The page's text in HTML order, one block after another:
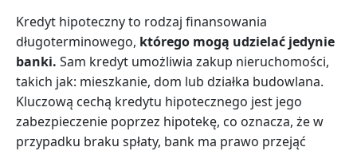
Kredyt hipoteczny to rodzaj finansowania
długoterminowego, którego mogą udzielać jedynie
banki. Sam kredyt umożliwia zakup nieruchomości,
takich jak: mieszkanie, dom lub działka budowlana.
Kluczową cechą kredytu hipotecznego jest jego
zabezpieczenie poprzez hipotekę, co oznacza, że w
przypadku braku spłaty, bank ma prawo przejąć